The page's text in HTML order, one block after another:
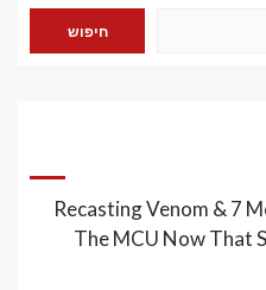
חיפוש
Recasting Venom & 7
The MCU Now That